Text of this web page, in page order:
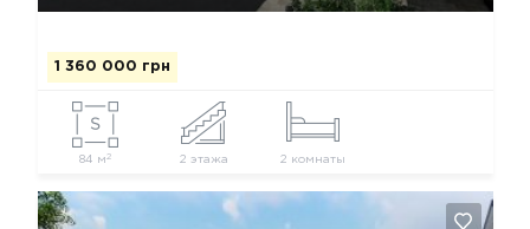
1 360 000 грн
84 м 2 2 этажа 2 комнаты